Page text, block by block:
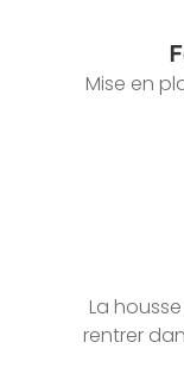
Mise en
La
rentrer